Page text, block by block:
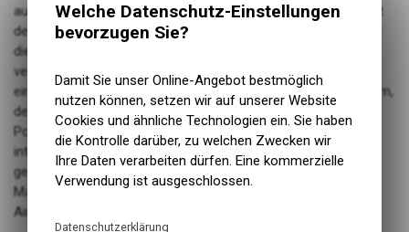
ausgestattet und dennoch für den Hobbyfahrer konzipiert. Mit
dem schlanken Helmdesign und dem 3-Positionen-Visier sind
die Vorteile nicht nur sichtbar, sondern auch funktionell:
verbesserte Belüftung, effektives Schweissmanagement und
eine bessere Kompatibilität mit Brillen. Unser Float Fit™-System,
der integrierte Sweat Guide™ und die antimikrobielle Ionic+
Polsterung sorgen für ganztägigen Komfort, während das
integrierte MIPS dafür sorgt, dass du unter allen Bedingungen
geschützt bist. Upgrades wie Brillenöffnungen, eine Fidlock®-
Magnetschnalle und hochwertige Riemen machen den 4Forty
Air MIPS zum idealen Begleiter für den Alltag auf dem Trail.
Welche Datenschutz-Einstellungen
bevorzugen Sie?
Damit Sie unser Online-Angebot bestmöglich
nutzen können, setzen wir auf unserer Website
Cookies und ähnliche Technologien ein. Sie haben
die Kontrolle darüber, zu welchen Zwecken wir
Ihre Daten verarbeiten dürfen. Eine kommerzielle
Verwendung ist ausgeschlossen.
Datenschutzerklärung